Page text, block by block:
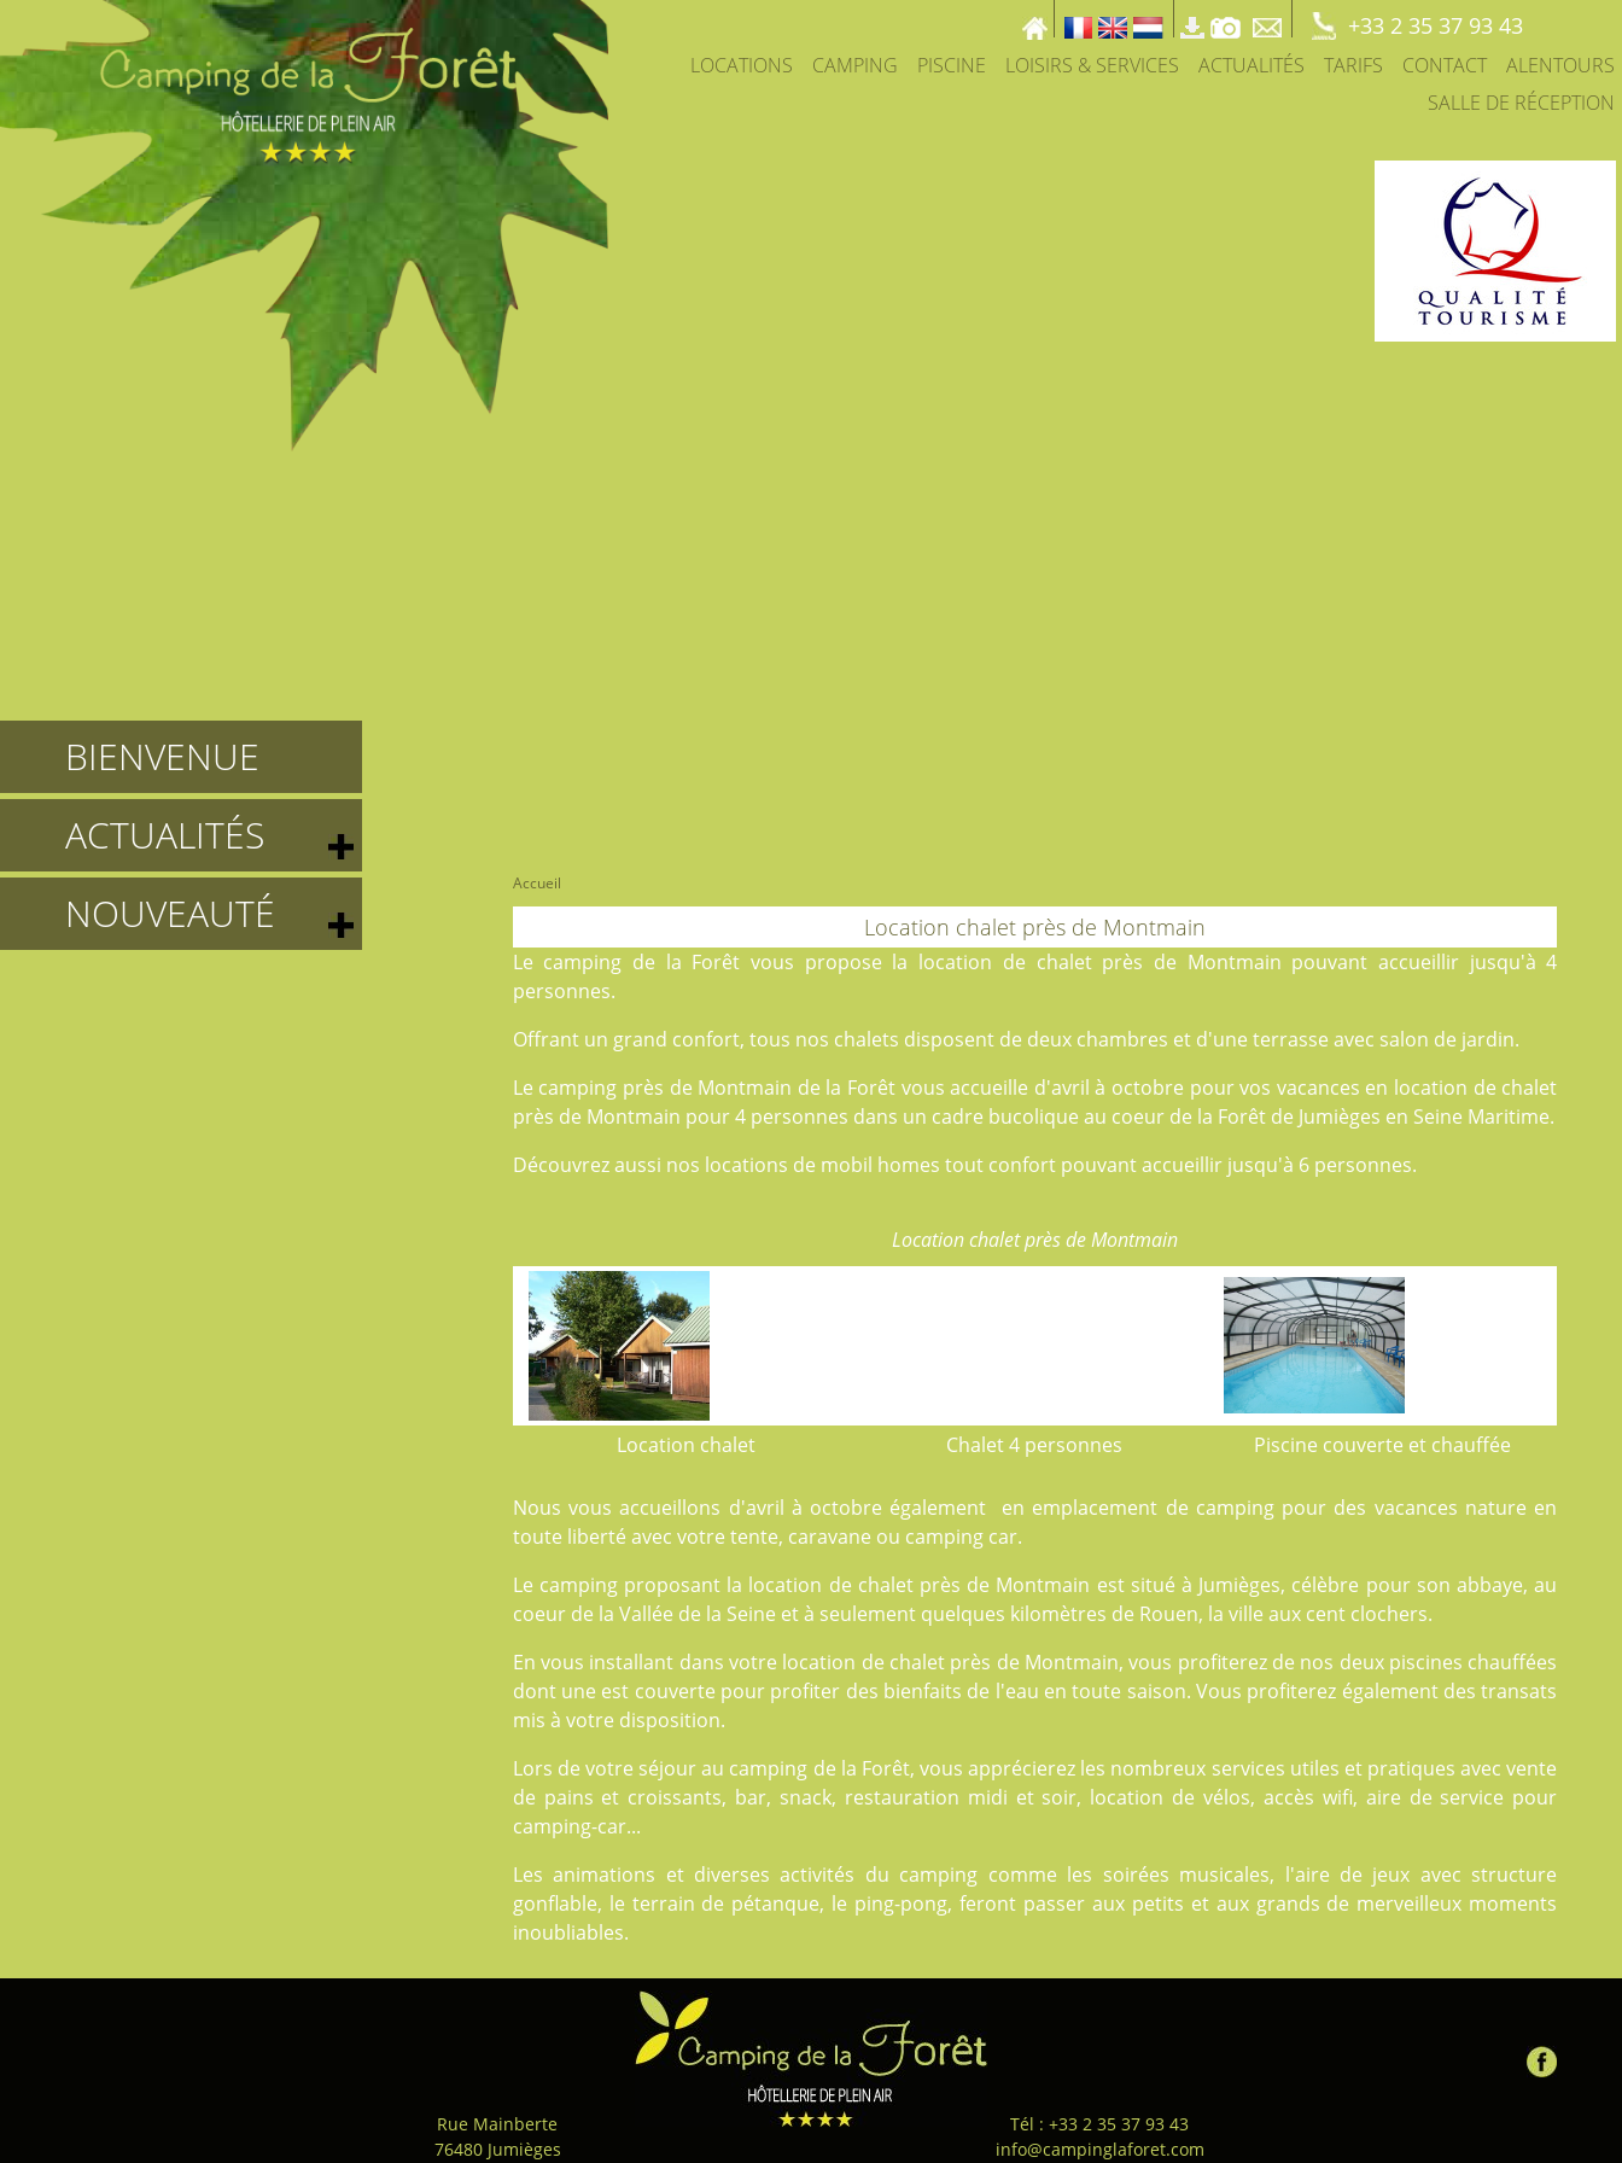
+33 2 35 37 93 43
LOCATIONS CAMPING PISCINE LOISIRS & SERVICES ACTUALITÉS TARIFS CONTACT
ALENTOURS
SALLE DE RÉCEPTION
BIENVENUE
ACTUALITÉS
NOUVEAUTÉ
Accueil
Location chalet près de Montmain
Le camping de la Forêt vous propose la location de chalet près de Montmain pouvant accueillir jusqu'à 4
personnes.
Offrant un grand confort, tous nos chalets disposent de deux chambres et d'une terrasse avec salon de jardin.
Le camping près de Montmain de la Forêt vous accueille d'avril à octobre pour vos vacances en location de chalet
près de Montmain pour 4 personnes dans un cadre bucolique au coeur de la Forêt de Jumièges en Seine Maritime.
Découvrez aussi nos locations de mobil homes tout confort pouvant accueillir jusqu'à 6 personnes.
Location chalet près de Montmain
Location chalet Chalet 4 personnes Piscine couverte et chauffée
Nous vous accueillons d'avril à octobre également en emplacement de camping pour des vacances nature en
toute liberté avec votre tente, caravane ou camping car.
Le camping proposant la location de chalet près de Montmain est situé à Jumièges, célèbre pour son abbaye, au
coeur de la Vallée de la Seine et à seulement quelques kilomètres de Rouen, la ville aux cent clochers.
En vous installant dans votre location de chalet près de Montmain, vous profiterez de nos deux piscines chauffées
dont une est couverte pour profiter des bienfaits de l'eau en toute saison. Vous profiterez également des transats
mis à votre disposition.
Lors de votre séjour au camping de la Forêt, vous apprécierez les nombreux services utiles et pratiques avec vente
de pains et croissants, bar, snack, restauration midi et soir, location de vélos, accès wifi, aire de service pour
camping-car...
Les animations et diversesactivités du camping comme les soirées musicales, l'aire de jeux avec structure
gonflable, le terrain de pétanque, le ping-pong, feront passer aux petits et aux grands de merveilleux moments
inoubliables.
Rue Mainberte
76480 Jumièges
Tél : +33 2 35 37 93 43
info@campinglaforet.com